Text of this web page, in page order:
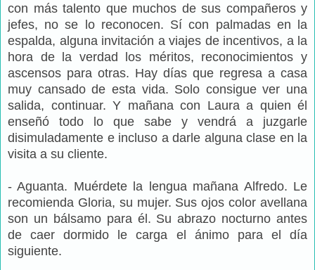
con más talento que muchos de sus compañeros y
jefes, no se lo reconocen. Sí con palmadas en la
espalda, alguna invitación a viajes de incentivos, a la
hora de la verdad los méritos, reconocimientos y
ascensos para otras. Hay días que regresa a casa
muy cansado de esta vida. Solo consigue ver una
salida, continuar. Y mañana con Laura a quien él
enseñó todo lo que sabe y vendrá a juzgarle
disimuladamente e incluso a darle alguna clase en la
visita a su cliente.
- Aguanta. Muérdete la lengua mañana Alfredo. Le
recomienda Gloria, su mujer. Sus ojos color avellana
son un bálsamo para él. Su abrazo nocturno antes
de caer dormido le carga el ánimo para el día
siguiente.